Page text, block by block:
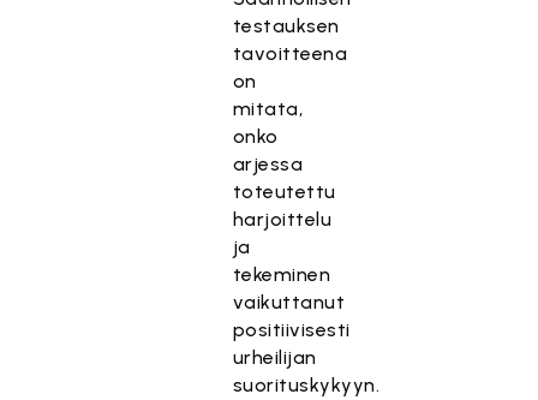
testauksen
tavoitteena
on
mitata,
onko
arjessa
toteutettu
harjoittelu
ja
tekeminen
vaikuttanut
positiivisesti
urheilijan
suorituskykyyn.